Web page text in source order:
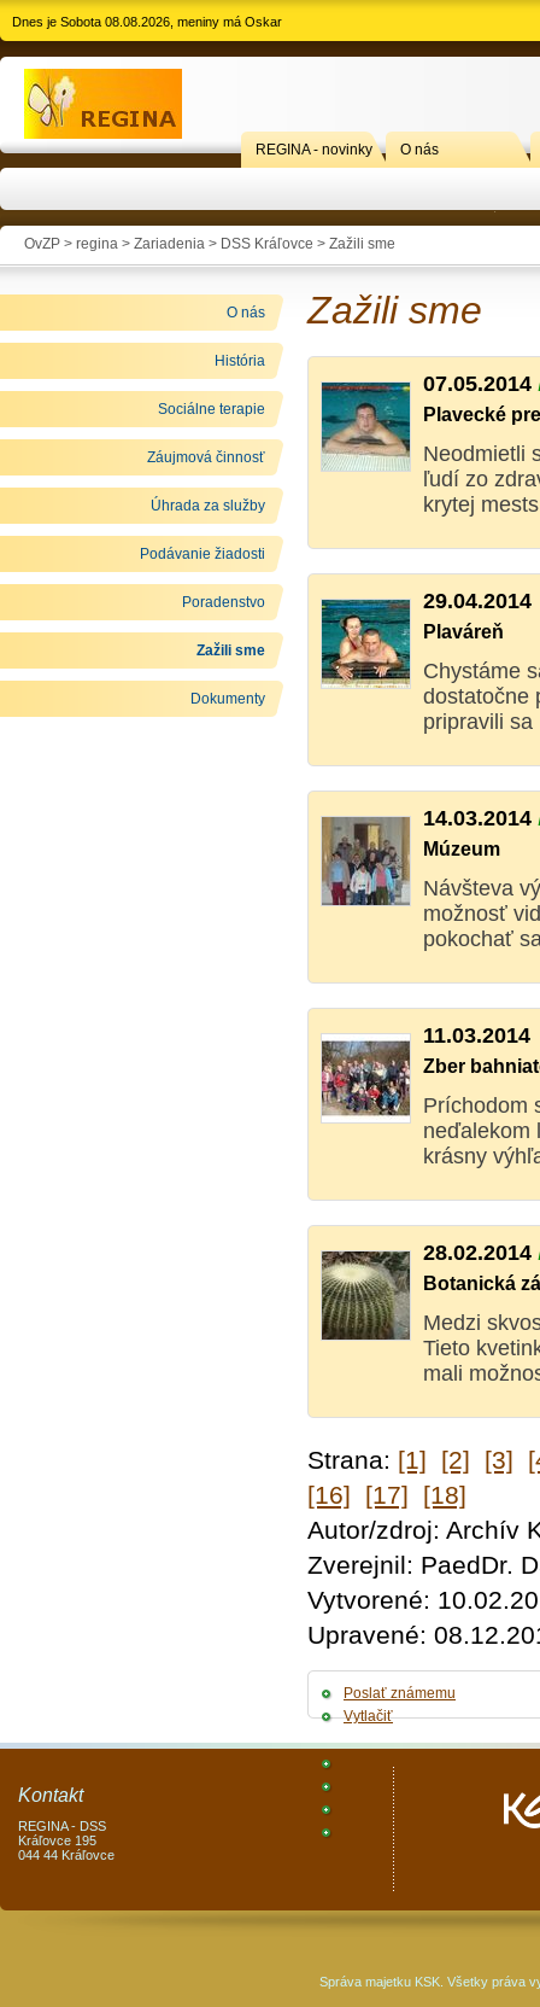
Dnes je Sobota 08.08.2026, meniny má Oskar
REGINA - novinky O nás
OvZP > regina > Zariadenia > DSS Kráľovce > Zažili sme
O nás
História
Sociálne terapie
Záujmová činnosť
Úhrada za služby
Podávanie žiadosti
Poradenstvo
Zažili sme
Dokumenty
Zažili sme
07.05.2014
Plavecké
Neodmietli
ľudí zo
krytej
29.04.2014
Plaváreň
Chystáme
dostatočne
pripravili sa
14.03.2014
Múzeum
Návšteva
možnosť
pokochať
11.03.2014
Zber
Príchodom
neďalekom
krásny
28.02.2014
Botanická
Medzi
Tieto
mali
Strana: [1] [2] [3]
[16]
[17]
[18]
Autor/zdroj: Archív
Zverejnil: PaedDr.
Vytvorené:
Upravené:
Poslať známemu
Vytlačiť
Kontakt
REGINA - DSS
Kráľovce 195
044 44 Kráľovce
Správa majetku KSK. Všetky práva